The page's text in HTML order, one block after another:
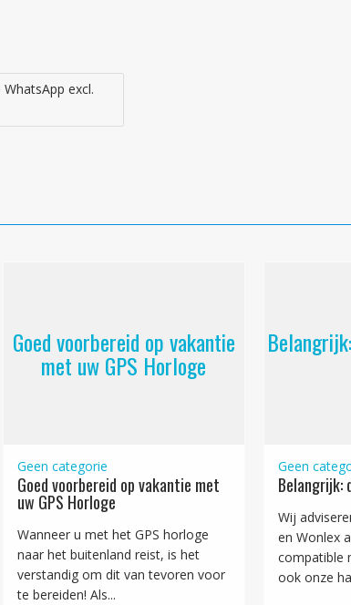
excl.
Goed voorbereid op vakantie
met uw GPS Horloge
Geen categorie
Goed voorbereid op vakantie met
uw GPS Horloge
Wanneer u met het GPS horloge
naar het buitenland reist, is het
verstandig om dit van tevoren voor
te bereiden! Als...
Geen
Belangrijk:
Wij
en Wonlex
compatible
ook onze